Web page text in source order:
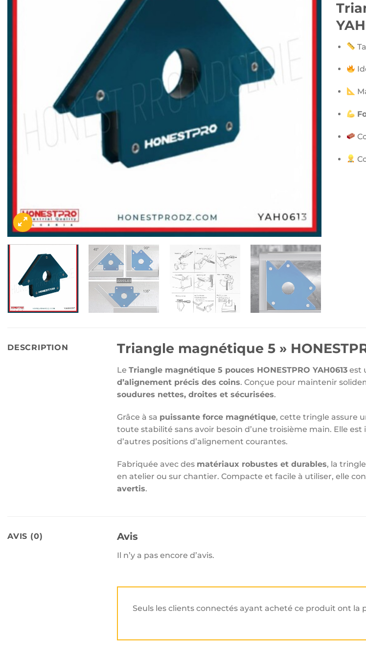
DESCRIPTION Triangle magnétique 5 »
Le Triangle magnétique 5 pouces HONESTPRO YAH0613 est
d’alignement précis des coins. Conçue pour maintenir
soudures nettes, droites et sécurisées.
Grâce à sa puissante force magnétique, cette tringle assure
toute stabilité sans avoir besoin d’une troisième main. Elle est
d’autres positions d’alignement courantes.
Fabriquée avec des matériaux robustes et durables, la
en atelier ou sur chantier. Compacte et facile à utiliser, elle
avertis.
AVIS (0) Avis
Il n’y a pas encore d’avis.
Seuls les clients connectés ayant acheté ce produit ont la